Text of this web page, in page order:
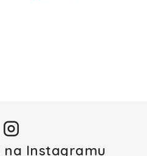
na Instagramu